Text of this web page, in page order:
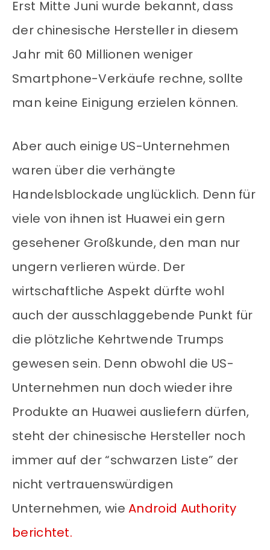
Erst Mitte Juni wurde bekannt, dass
der chinesische Hersteller in diesem
Jahr mit 60 Millionen weniger
Smartphone-Verkäufe rechne, sollte
man keine Einigung erzielen können.
Aber auch einige US-Unternehmen
waren über die verhängte
Handelsblockade unglücklich. Denn für
viele von ihnen ist Huawei ein gern
gesehener Großkunde, den man nur
ungern verlieren würde. Der
wirtschaftliche Aspekt dürfte wohl
auch der ausschlaggebende Punkt für
die plötzliche Kehrtwende Trumps
gewesen sein. Denn obwohl die US-
Unternehmen nun doch wieder ihre
Produkte an Huawei ausliefern dürfen,
steht der chinesische Hersteller noch
immer auf der “schwarzen Liste” der
nicht vertrauenswürdigen
Unternehmen, wieAndroid Authority
berichtet.